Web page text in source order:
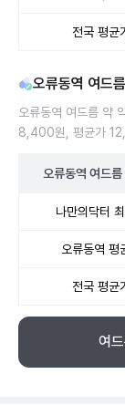
전국 평균
오류동역 여드
오류동역 여드름 약
8,400원, 평균가
오류동역 여드름
나만의닥터
오류동역 평
전국 평균
여